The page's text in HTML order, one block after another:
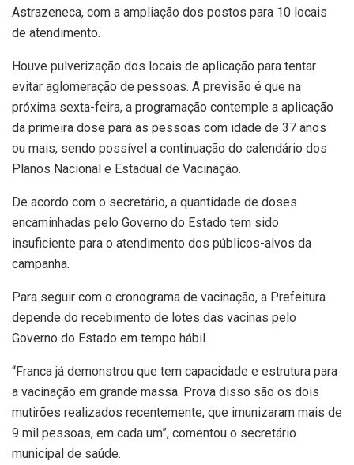
Astrazeneca, com a ampliação dos postos para 10 locais
de atendimento.
Houve pulverização dos locais de aplicação para tentar
evitar aglomeração de pessoas. A previsão é que na
próxima sexta-feira, a programação contemple a aplicação
da primeira dose para as pessoas com idade de 37 anos
ou mais, sendo possível a continuação do calendário dos
Planos Nacional e Estadual de Vacinação.
De acordo com o secretário, a quantidade de doses
encaminhadas pelo Governo do Estado tem sido
insuficiente para o atendimento dos públicos-alvos da
campanha.
Para seguir com o cronograma de vacinação, a Prefeitura
depende do recebimento de lotes das vacinas pelo
Governo do Estado em tempo hábil.
“Franca já demonstrou que tem capacidade e estrutura para
a vacinação em grande massa. Prova disso são os dois
mutirões realizados recentemente, que imunizaram mais de
9 mil pessoas, em cada um”, comentou o secretário
municipal de saúde.